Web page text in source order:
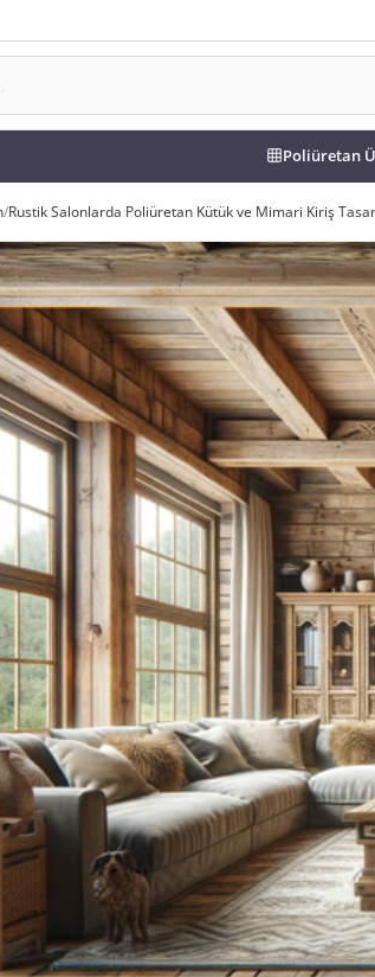
Poliüretan
/Rustik Salonlarda Poliüretan Kütük ve Mimari Kiriş